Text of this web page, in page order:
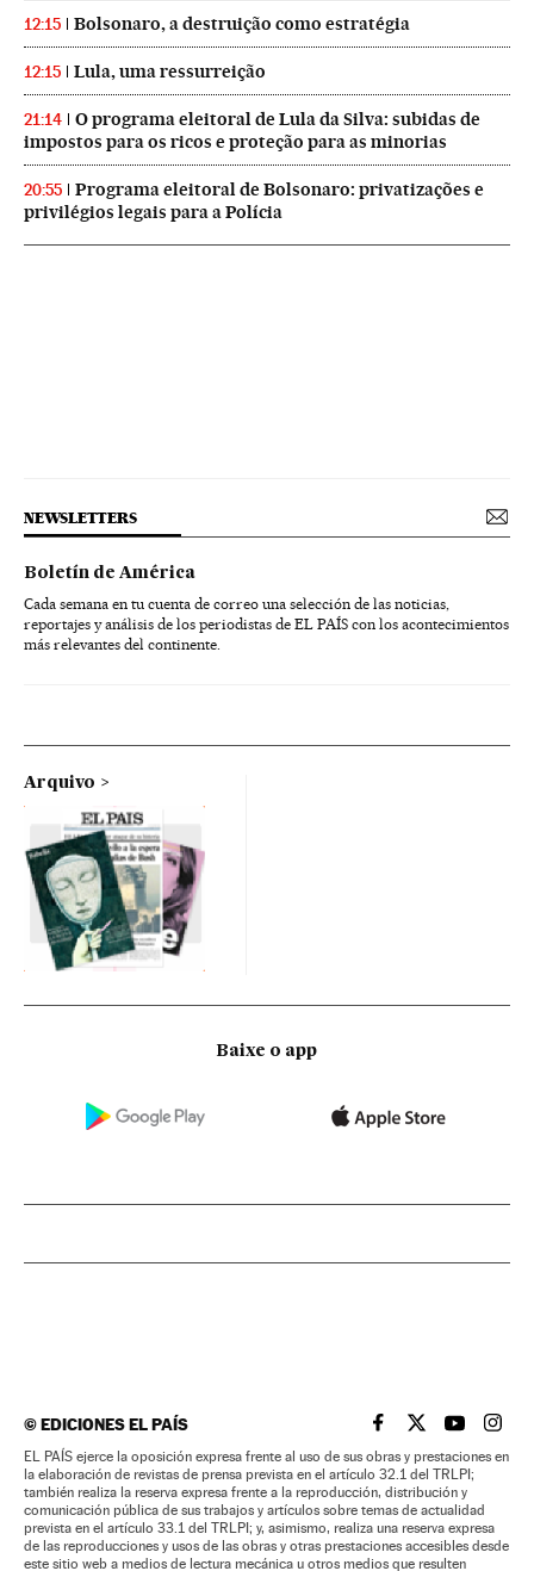
12:15 Bolsonaro, a destruição como estratégia
12:15 Lula, uma ressurreição
21:14
O programa eleitoral de Lula da Silva: subidas de
impostos para os ricos e proteção para as minorias
20:55
Programa eleitoral de Bolsonaro: privatizações e
privilégios legais para a Polícia
NEWSLETTERS
Boletín de América
Cada semana en tu cuenta de correo una selección de las noticias,
reportajes y análisis de los periodistas de EL PAÍS con los acontecimientos
más relevantes del continente.
Arquivo
Baixe o app
©EDICIONES EL PAÍS EL PAÍS BRASIL EN
EL PAÍSEL PAÍS
EL
EL PAÍS ejerce la oposición expresa frente al uso de sus obras y prestaciones en
la elaboración de revistas de prensa prevista en el artículo 32.1 del TRLPI;
también realiza la reserva expresa frente a la reproducción, distribución y
comunicación pública de sus trabajos y artículos sobre temas de actualidad
prevista en el artículo 33.1 del TRLPI; y, asimismo, realiza una reserva expresa
de las reproducciones y usos de las obras y otras prestaciones accesibles desde
este sitio web a medios de lectura mecánica u otros medios que resulten